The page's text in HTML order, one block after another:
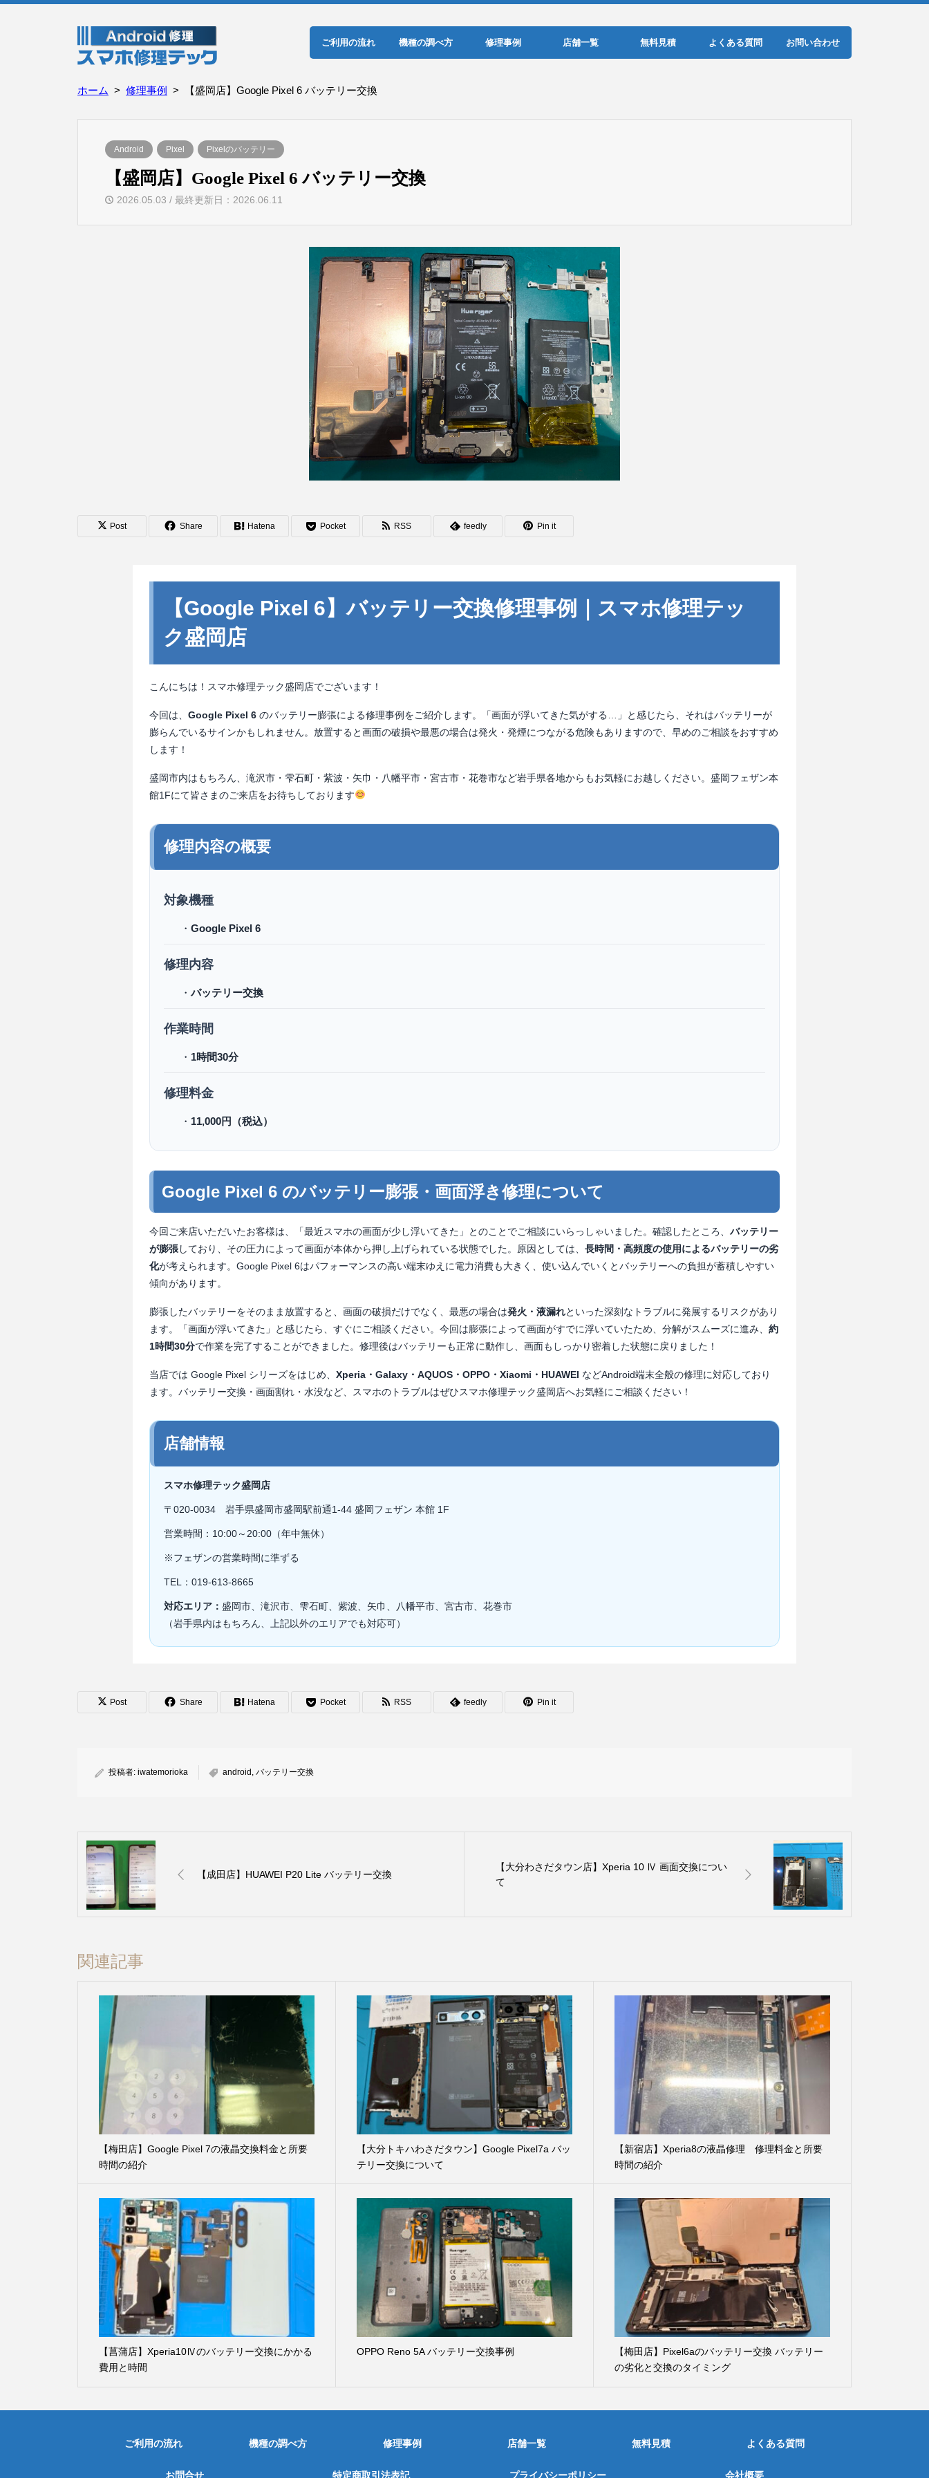
ご利用の流れ 機種の調べ方 修理事例 店舗一覧 無料見積 よくある質問 お問い合わせ
ホーム 修理事例 【盛岡店】Google Pixel 6 バッテリー交換
Android Pixel Pixelのバッテリー
【盛岡店】Google Pixel 6 バッテリー交換
2026.05.03 / 最終更新日：2026.06.11
Post Share Hatena Pocket RSS feedly Pin it
【Google Pixel 6】バッテリー交換修理事例｜スマホ修理テッ
ク盛岡店
こんにちは！スマホ修理テック盛岡店でございます！
今回は、 Google Pixel 6 のバッテリー膨張による修理事例をご紹介します。「画面が浮いてきた気がする…」と感じたら、それはバッテリーが
膨らんでいるサインかもしれません。放置すると画面の破損や最悪の場合は発火・発煙につながる危険もありますので、早めのご相談をおすすめ
します！
盛岡市内はもちろん、滝沢市・雫石町・紫波・矢巾・八幡平市・宮古市・花巻市など岩手県各地からもお気軽にお越しください。盛岡フェザン本
館1Fにて皆さまのご来店をお待ちしております
修理内容の概要
対象機種
・ Google Pixel 6
修理内容
・バッテリー交換
作業時間
・ 1時間30分
修理料金
・ 11,000円（税込）
Google Pixel 6 のバッテリー膨張・画面浮き修理について
今回ご来店いただいたお客様は、「最近スマホの画面が少し浮いてきた」とのことでご相談にいらっしゃいました。確認したところ、 バッテリー
が膨張しており、その圧力によって画面が本体から押し上げられている状態でした。原因としては、 長時間・高頻度の使用によるバッテリーの劣
化が考えられます。Google Pixel 6はパフォーマンスの高い端末ゆえに電力消費も大きく、使い込んでいくとバッテリーへの負担が蓄積しやすい
傾向があります。
膨張したバッテリーをそのまま放置すると、画面の破損だけでなく、最悪の場合は発火・液漏れといった深刻なトラブルに発展するリスクがあり
ます。「画面が浮いてきた」と感じたら、すぐにご相談ください。今回は膨張によって画面がすでに浮いていたため、分解がスムーズに進み、 約
1時間30分で作業を完了することができました。修理後はバッテリーも正常に動作し、画面もしっかり密着した状態に戻りました！
当店では Google Pixel シリーズをはじめ、 Xperia・Galaxy・AQUOS・OPPO・Xiaomi・HUAWEI などAndroid端末全般の修理に対応しており
ます。バッテリー交換・画面割れ・水没など、スマホのトラブルはぜひスマホ修理テック盛岡店へお気軽にご相談ください！
店舗情報
スマホ修理テック盛岡店
〒020-0034 岩手県盛岡市盛岡駅前通1-44 盛岡フェザン 本館 1F
営業時間：10:00～20:00（年中無休）
※フェザンの営業時間に準ずる
TEL：019-613-8665
対応エリア： 盛岡市、滝沢市、雫石町、紫波、矢巾、八幡平市、宮古市、花巻市
（岩手県内はもちろん、上記以外のエリアでも対応可）
Post Share Hatena Pocket RSS feedly Pin it
投稿者: iwatemorioka android, バッテリー交換
【成田店】HUAWEI P20 Lite バッテリー交換
【大分わさだタウン店】Xperia 10 Ⅳ 画面交換につい
て
関連記事
【梅田店】Google Pixel 7の液晶交換料金と所要
時間の紹介
【大分トキハわさだタウン】Google Pixel7a バッ
テリー交換について
【新宿店】Xperia8の液晶修理 修理料金と所要
時間の紹介
【菖蒲店】Xperia10Ⅳのバッテリー交換にかかる
費用と時間
OPPO Reno 5A バッテリー交換事例
【梅田店】Pixel6aのバッテリー交換 バッテリー
の劣化と交換のタイミング
ご利用の流れ 機種の調べ方 修理事例 店舗一覧 無料見積 よくある質問
お問合せ 特定商取引法表記 プライバシーポリシー 会社概要